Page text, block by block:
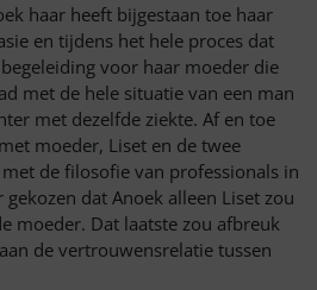
haar heeft bijgestaan toe haar
en tijdens het hele proces dat
voor haar moeder die
met de hele situatie van een man
met dezelfde ziekte. Af en toe
moeder, Liset en de twee
de filosofie van professionals in
dat Anoek alleen Liset zou
moeder. Dat laatste zou afbreuk
de vertrouwensrelatie tussen